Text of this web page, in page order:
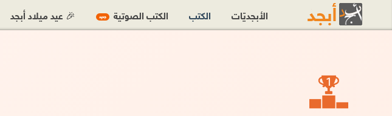
الأبجديّات الكتب الكتب الصوتية جديد 🎉 عيد ميلاد أبجد